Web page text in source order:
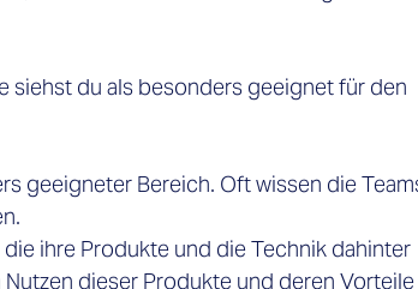
siehst du als besonders geeignet für den
geeigneter Bereich. Oft wissen die
die ihre Produkte und die Technik dahinter
dieser Produkte und deren